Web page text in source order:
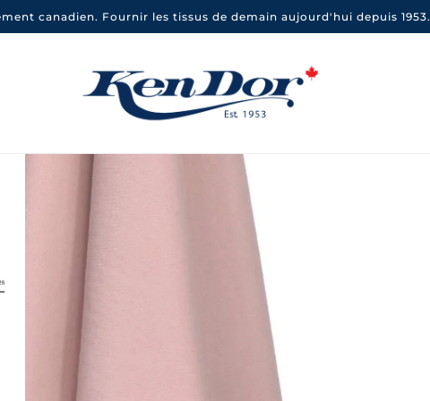
canadien. Fournir les tissus de demain aujourd'hui depuis 1953.